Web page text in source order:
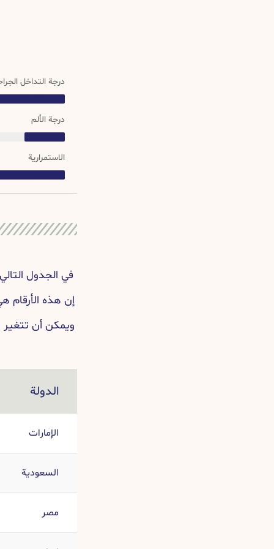
درجة التداخل
درجة
درجة الألم
درجة التداخل الجراحي
الاستمرارية
الاستمرارية
في الجدول
إن هذه الأرقام
ويمكن أن تتغير
الدولة
الإمارات
السعودية
مصر